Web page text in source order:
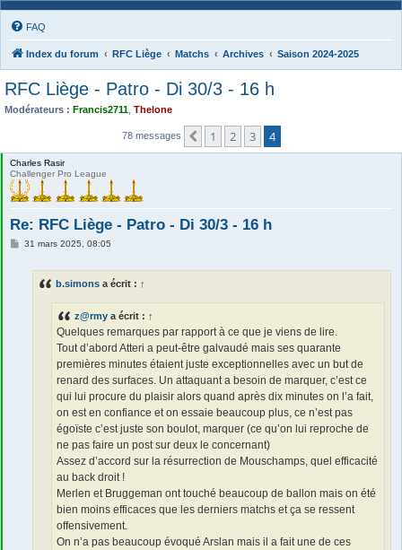
FAQ
Index du forum RFC Liège Matchs Archives Saison 2024-2025
RFC Liège - Patro - Di 30/3 - 16 h
Modérateurs : Francis2711 Thelone
78 messages Précédente
1 2 3 4
Charles Rasir
Challenger Pro League
Re: RFC Liège - Patro - Di 30/3 - 16 h
M31 mars 2025, 08:05
b.simons a écrit : ↑
z@rmy a écrit : ↑
Quelques remarques par rapport à ce que je viens de lire.
Tout d’abord Atteri a peut-être galvaudé mais ses quarante
premières minutes étaient juste exceptionnelles avec un but de
renard des surfaces. Un attaquant a besoin de marquer, c’est ce
qui lui procure du plaisir alors quand après dix minutes on l’a fait,
on est en confiance et on essaie beaucoup plus, ce n’est pas
égoïste c’est juste son boulot, marquer (ce qu’on lui reproche de
ne pas faire un post sur deux le concernant)
Assez d’accord sur la résurrection de Mouschamps, quel efficacité
au back droit !
Merlen et Bruggeman ont touché beaucoup de ballon mais on été
bien moins efficaces que les derniers matchs et ça se ressent
offensivement.
On n’a pas beaucoup évoqué Arslan mais il a fait une de ces